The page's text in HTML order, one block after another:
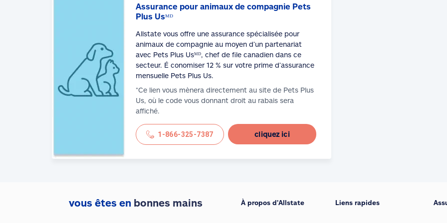
Assurance pour animaux de compagnie Pets
Plus Usᴹᴰ
Allstate vous offre une assurance spécialisée pour
animaux de compagnie au moyen d’un partenariat
avec Pets Plus Usᴹᴰ, chef de file canadien dans ce
secteur. É conomiser 12 % sur votre prime d’assurance
mensuelle Pets Plus Us.
*Ce lien vous mènera directement au site de Pets Plus
Us, où le code vous donnant droit au rabais sera
affiché.
1-866-325-7387 cliquez ici
vous êtes en bonnes mains À propos d’Allstate Liens rapides